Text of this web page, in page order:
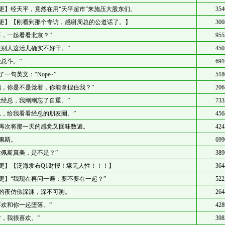
】经天平，竟然在用“天平超市”来施压大股东们。
】【刚看到那个专访，感谢周总的公道话了。】
，一起看看北京？”
别人这活儿确实不好干。”
斗。”
一句英文：“Nope~”
，你是不是觉着，你能拿捏住我？”
经总，我刚刚忘了自重。”
，给我看看经总的朋友圈。”
次将那一天的感觉又回味数遍。
斯。
佩斯真美，是不是？”
】【泛海发布Q1财报！壕无人性！！！】
】“我现在再问一遍：要不要在一起？”
夜仿佛深渊，深不可测。
欢和你一起堕落。”
，我很喜欢。”